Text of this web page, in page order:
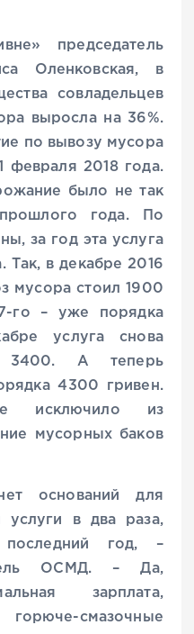
председатель
Оленковская, в
совладельцев
выросла на 36%.
по вывозу мусора
февраля 2018 года.
было не так
года. По
за год эта услуга
Так, в декабре 2016
мусора стоил 1900
го – уже порядка
услуга снова
3400. А теперь
4300 гривен.
исключило из
мусорных баков
оснований для
услуги в два раза,
год, –
ОСМД. – Да,
зарплата,
смазочные